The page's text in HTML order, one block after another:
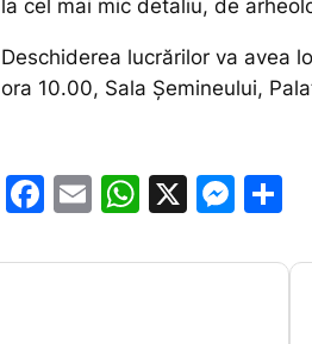
la cel mai mic detaliu, de
Deschiderea lucrărilor va avea
ora 10.00, Sala Șemineului,
F
c
E
ai
W
at
X
M
s